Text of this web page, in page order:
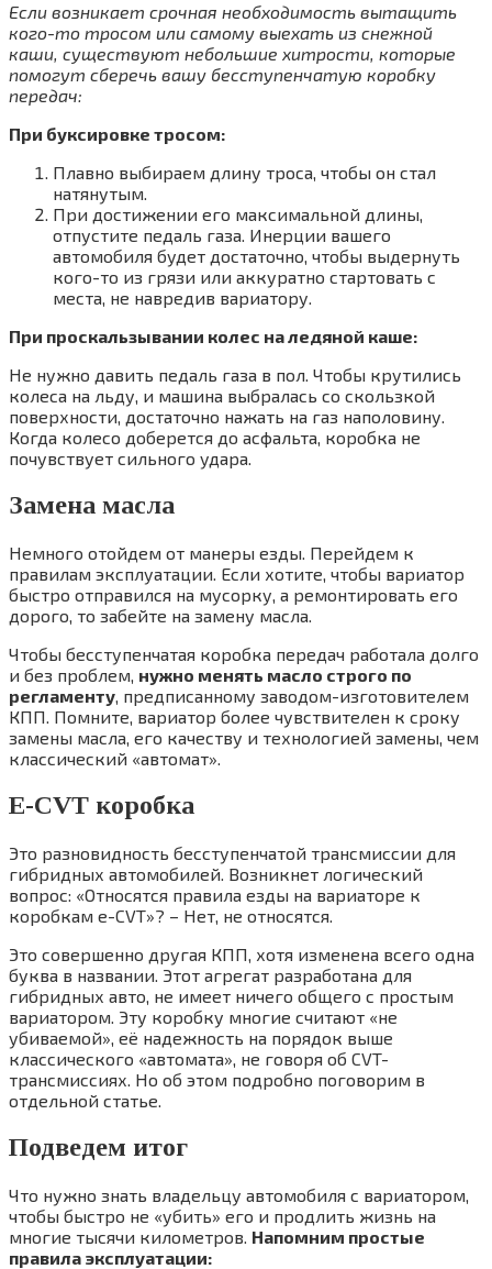
Если возникает срочная необходимость вытащить
кого-то тросом или самому выехать из снежной
каши, существуют небольшие хитрости, которые
помогут сберечь вашу бесступенчатую коробку
передач:
При буксировке тросом:
Плавно выбираем длину троса, чтобы он стал
натянутым.
При достижении его максимальной длины,
отпустите педаль газа. Инерции вашего
автомобиля будет достаточно, чтобы выдернуть
кого-то из грязи или аккуратно стартовать с
места, не навредив вариатору.
При проскальзывании колес на ледяной каше:
Не нужно давить педаль газа в пол. Чтобы крутились
колеса на льду, и машина выбралась со скользкой
поверхности, достаточно нажать на газ наполовину.
Когда колесо доберется до асфальта, коробка не
почувствует сильного удара.
Замена масла
Немного отойдем от манеры езды. Перейдем к
правилам эксплуатации. Если хотите, чтобы вариатор
быстро отправился на мусорку, а ремонтировать его
дорого, то забейте на замену масла.
Чтобы бесступенчатая коробка передач работала долго
и без проблем, нужно менять масло строго по
регламенту, предписанному заводом-изготовителем
КПП. Помните, вариатор более чувствителен к сроку
замены масла, его качеству и технологией замены, чем
классический «автомат».
E-CVT коробка
Это разновидность бесступенчатой трансмиссии для
гибридных автомобилей. Возникнет логический
вопрос: «Относятся правила езды на вариаторе к
коробкам e-CVT»? – Нет, не относятся.
Это совершенно другая КПП, хотя изменена всего одна
буква в названии. Этот агрегат разработана для
гибридных авто, не имеет ничего общего с простым
вариатором. Эту коробку многие считают «не
убиваемой», её надежность на порядок выше
классического «автомата», не говоря об CVT-
трансмиссиях. Но об этом подробно поговорим в
отдельной статье.
Подведем итог
Что нужно знать владельцу автомобиля с вариатором,
чтобы быстро не «убить» его и продлить жизнь на
многие тысячи километров. Напомним простые
правила эксплуатации: